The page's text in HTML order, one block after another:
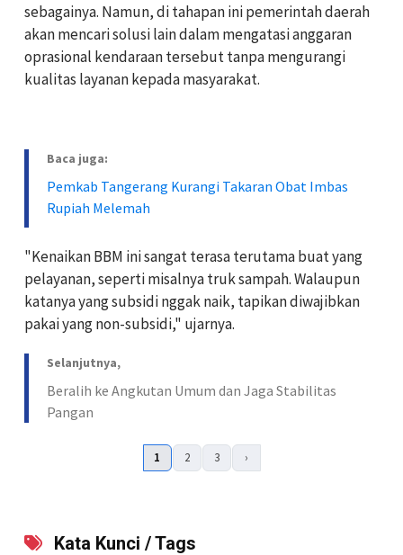
sebagainya. Namun, di tahapan ini pemerintah daerah
akan mencari solusi lain dalam mengatasi anggaran
oprasional kendaraan tersebut tanpa mengurangi
kualitas layanan kepada masyarakat.
Baca juga:
Pemkab Tangerang Kurangi Takaran Obat Imbas
Rupiah Melemah
‎"Kenaikan BBM ini sangat terasa terutama buat yang
pelayanan, seperti misalnya truk sampah. Walaupun
katanya yang subsidi nggak naik, tapikan diwajibkan
pakai yang non-subsidi," ujarnya.
Selanjutnya,
Beralih ke Angkutan Umum dan Jaga Stabilitas
Pangan
1 2 3 ›
Kata Kunci / Tags